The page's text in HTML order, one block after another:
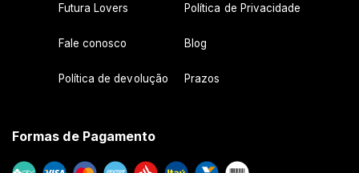
Futura Lovers Política de Privacidade
Fale conosco Blog
Política de devolução Prazos
Formas de Pagamento